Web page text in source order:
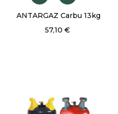
ANTARGAZ Carbu 13kg
57,10 €